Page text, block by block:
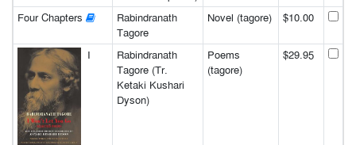
Four Chapters
Rabindranath
Tagore
Novel (tagore) $10.00
I
Rabindranath
Tagore (Tr.
Ketaki Kushari
Dyson)
Poems
(tagore)
$29.95